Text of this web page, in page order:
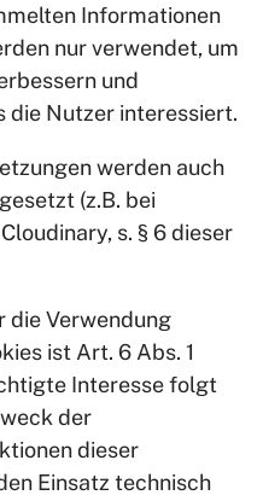
Informationen
nur verwendet, um
und
die Nutzer interessiert.
werden auch
(z.B. bei
s. § 6 dieser
die Verwendung
ist Art. 6 Abs. 1
Interesse folgt
der
dieser
Einsatz technisch